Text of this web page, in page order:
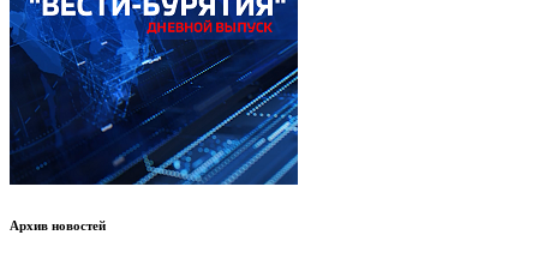
Архив новостей